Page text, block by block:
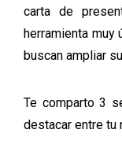
carta de
herramienta muy
buscan ampliar
Te comparto 3
destacar entre tu